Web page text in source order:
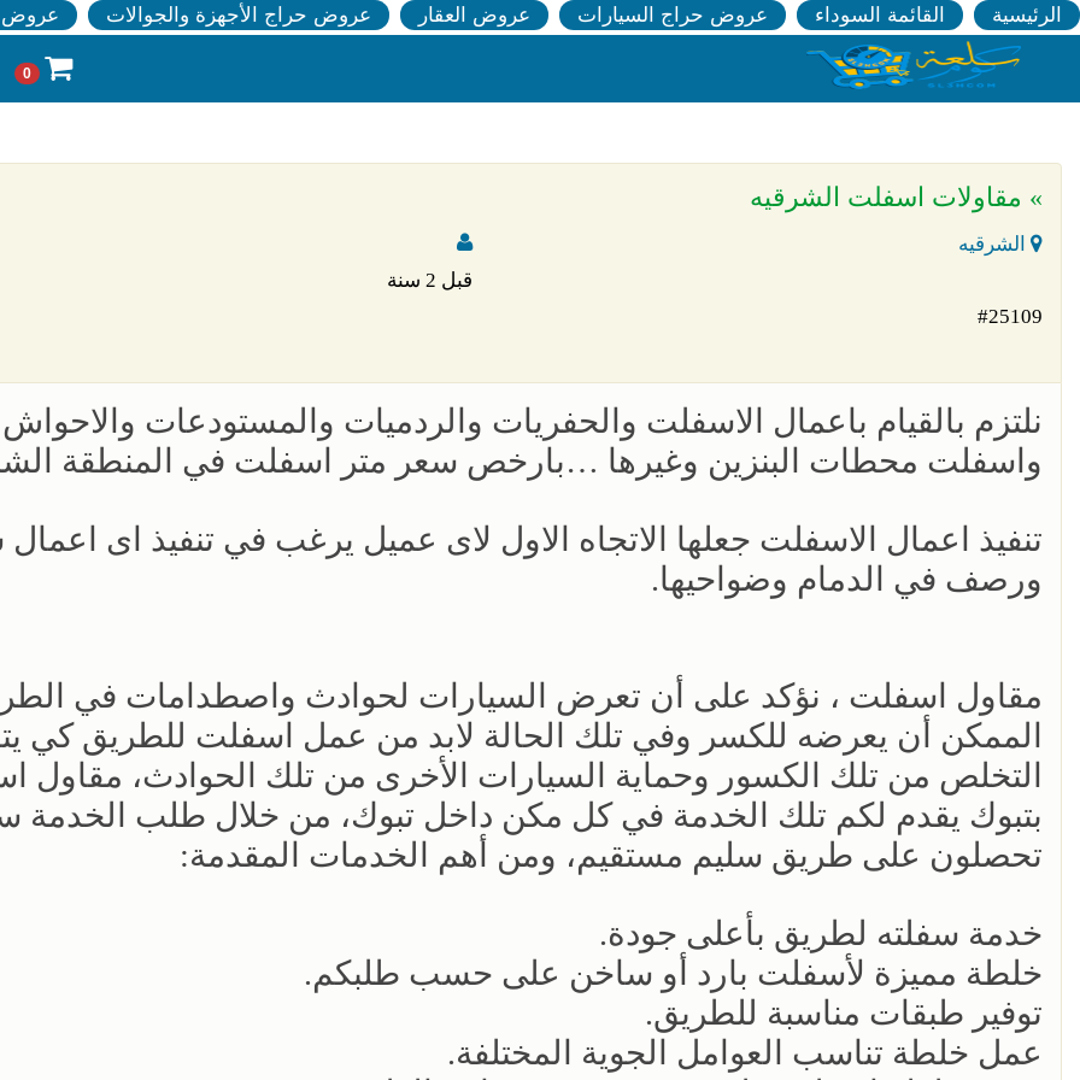
الرئيسية القائمة السوداء عروض حراج السيارات عروض العقار عروض حراج الأجهزة والجوالات عروض
0
» مقاولات اسفلت الشرقيه
الشرقيه
قبل 2 سنة
#25109
نلتزم بالقيام باعمال الاسفلت والحفريات والردميات والمستودعات والاحواش
واسفلت محطات البنزين وغيرها …بارخص سعر متر اسفلت في المنطقة
تنفيذ اعمال الاسفلت جعلها الاتجاه الاول لاى عميل يرغب في تنفيذ اى اعمال
ورصف في الدمام وضواحيها.
مقاول اسفلت ، نؤكد على أن تعرض السيارات لحوادث واصطدامات في
الممكن أن يعرضه للكسر وفي تلك الحالة لابد من عمل اسفلت للطريق كي
التخلص من تلك الكسور وحماية السيارات الأخرى من تلك الحوادث، مقاول
بتبوك يقدم لكم تلك الخدمة في كل مكن داخل تبوك، من خلال طلب
تحصلون على طريق سليم مستقيم، ومن أهم الخدمات المقدمة:
خدمة سفلته لطريق بأعلى جودة.
خلطة مميزة لأسفلت بارد أو ساخن على حسب طلبكم.
توفير طبقات مناسبة للطريق.
عمل خلطة تناسب العوامل الجوية المختلفة.